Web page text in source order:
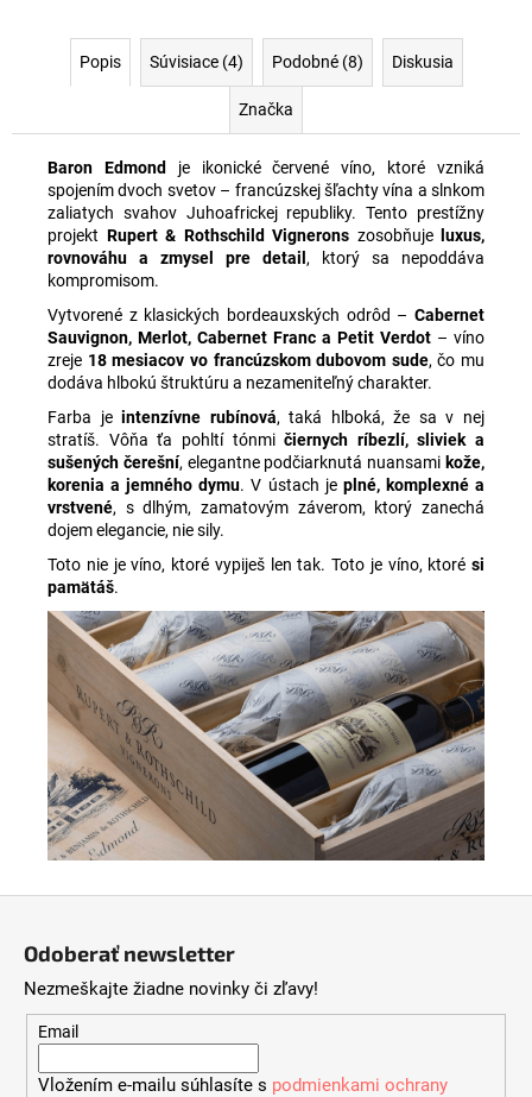
Popis Súvisiace (4) Podobné (8) Diskusia
Značka
Baron Edmondje ikonické červené víno, ktoré vzniká
spojením dvoch svetov – francúzskej šľachty vína a slnkom
zaliatych svahov Juhoafrickej republiky. Tento prestížny
projekt Rupert & Rothschild Vignerons zosobňuje luxus,
rovnováhu a zmysel pre detail, ktorý sa nepoddáva
kompromisom.
Vytvorené z klasických bordeauxských odrôd – Cabernet
Sauvignon, Merlot, Cabernet Franc a Petit Verdot – víno
zreje 18 mesiacov vo francúzskom dubovom sude, čo mu
dodáva hlbokú štruktúru a nezameniteľný charakter.
Farba jeintenzívne rubínová, taká hlboká, že sa v nej
stratíš. Vôňa ťa pohltí tónmičiernych ríbezlí, sliviek a
sušených čerešní, elegantne podčiarknutá nuansamikože,
korenia a jemného dymu. V ústach je plné, komplexné a
vrstvené, s dlhým, zamatovým záverom, ktorý zanechá
dojem elegancie, nie sily.
Toto nie je víno, ktoré vypiješ len tak. Toto je víno, ktoré si
pamätáš.
Odoberať newsletter
Nezmeškajte žiadne novinky či zľavy!
Email
Vložením e-mailu súhlasíte s podmienkami ochrany